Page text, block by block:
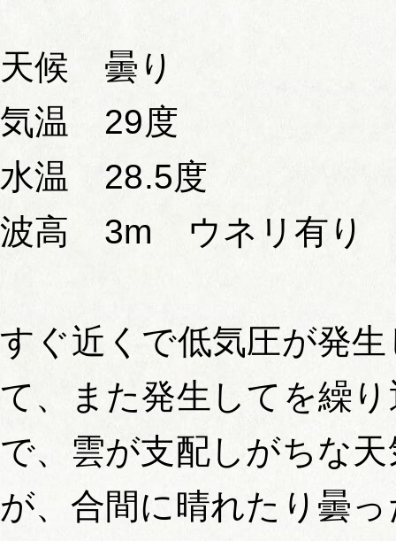
天候 曇り
気温 29度
水温 28.5度
波高 3m ウネリ有り
すぐ近くで低気圧が発
て、また発生してを繰
で、雲が支配しがちな
が、合間に晴れたり曇